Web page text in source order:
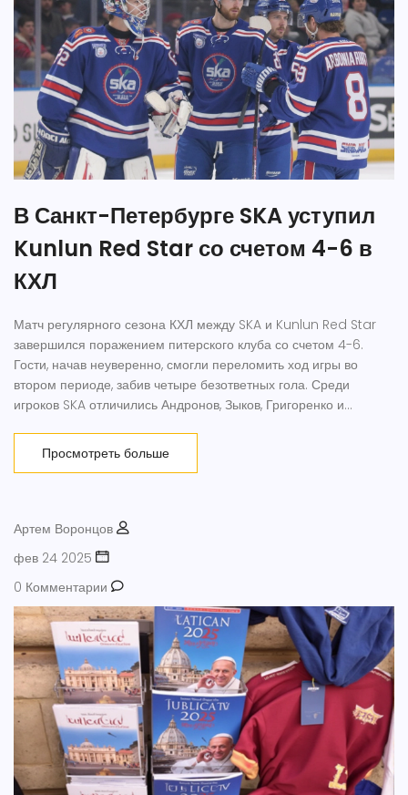
В Санкт-Петербурге SKA уступил
Kunlun Red Star со счетом 4-6 в
КХЛ
Матч регулярного сезона КХЛ между SKA и Kunlun Red Star
завершился поражением питерского клуба со счетом 4-6.
Гости, начав неуверенно, смогли переломить ход игры во
втором периоде, забив четыре безответных гола. Среди
игроков SKA отличились Андронов, Зыков, Григоренко и
турнирной таблице Западной конференции.
Просмотреть больше
Артем Воронцов
фев 24 2025
0 Комментарии